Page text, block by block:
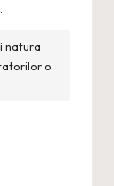
natura
o